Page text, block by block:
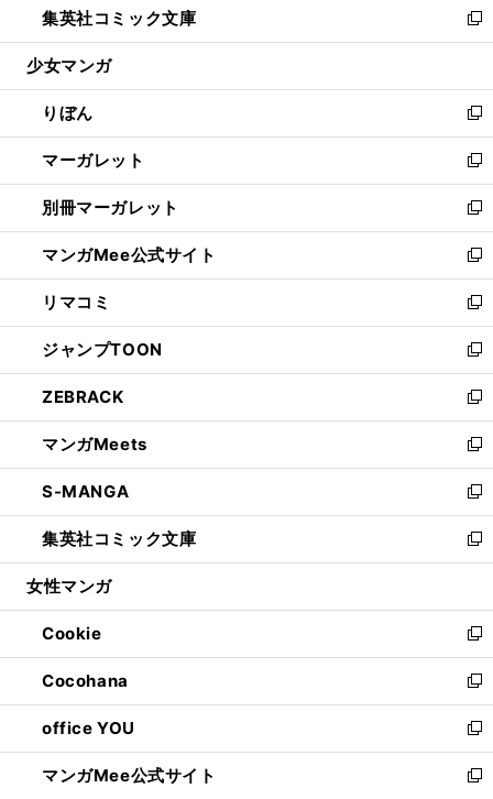
く
で
開
ド
ウ
開
く
ィ
ン
ウ
で
開
く
い
ウ
ン
ド
ウ
で
開
く
集英社コミック文庫
新
し
ウ
ィ
ン
ド
ウ
で
開
く
少女マンガ
りぼん
新
し
い
ウ
ィ
ン
ド
ウ
で
開
く
マーガレット
新
し
い
ウ
ィ
ン
ド
ウ
で
開
く
別冊マーガレット
新
し
い
ウ
ィ
ン
ド
ウ
で
開
く
マンガMee公式サイト
新
し
い
ウ
ィ
ン
ド
ウ
で
開
く
リマコミ
新
し
い
ウ
ィ
ン
ド
ウ
で
開
く
ジャンプTOON
新
し
い
ウ
ィ
ン
ド
ウ
で
開
ZEBRACK
新
し
い
ウ
ィ
ン
ド
ウ
開
く
マンガMeets
新
し
い
ウ
ィ
ン
ウ
で
開
く
S-MANGA
新
し
い
ウ
ン
ド
ウ
で
開
く
集英社コミック文庫
新
し
ウ
ィ
ン
ド
ウ
で
開
く
女性マンガ
Cookie
新
し
い
ウ
ィ
ン
ド
Cocohana
新
し
い
ウ
ィ
office YOU
新
し
い
マンガMee公式サイト
新